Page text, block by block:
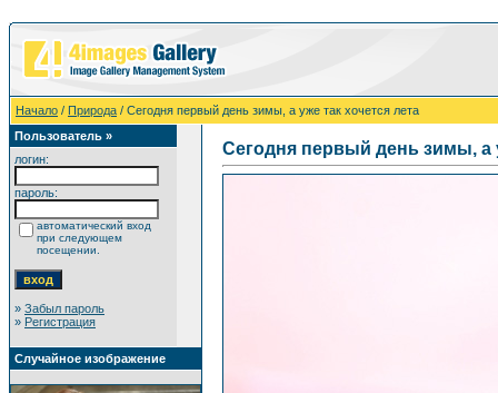
Начало / Природа / Сегодня первый день зимы, а уже так хочется лета
Пользователь »
логин:
пароль:
автоматический вход
при следующем
посещении.
» Забыл пароль
» Регистрация
Случайное изображение
Сегодня первый день зимы, а